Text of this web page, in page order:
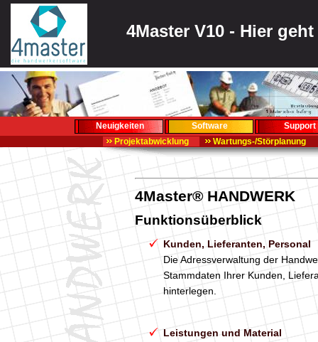
4Master V10 - Hier
Neuigkeiten Software
Support
Projektabwicklung
Wartungs-/Störplanung
4Master® HANDWERK
Funktionsüberblick
Kunden, Lieferanten, Personal
Die Adressverwaltung der
Stammdaten Ihrer Kunden,
hinterlegen.
Leistungen und Material